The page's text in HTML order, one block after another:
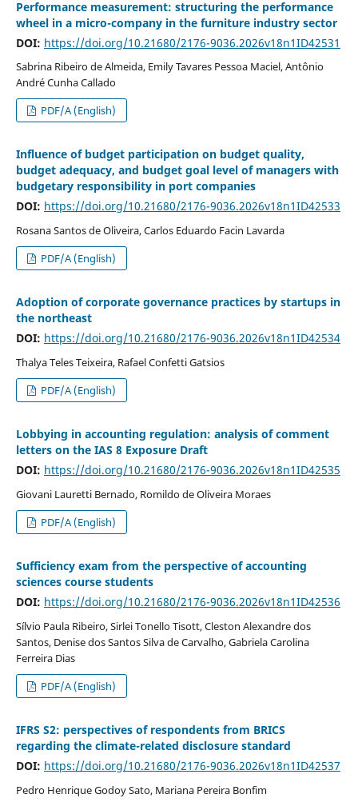
Performance measurement: structuring the performance
wheel in a micro-company in the furniture industry sector
DOI: https://doi.org/10.21680/2176-9036.2026v18n1ID42531
Sabrina Ribeiro de Almeida, Emily Tavares Pessoa Maciel, Antônio
André Cunha Callado
PDF/A (English)
Influence of budget participation on budget quality,
budget adequacy, and budget goal level of managers with
budgetary responsibility in port companies
DOI: https://doi.org/10.21680/2176-9036.2026v18n1ID42533
Rosana Santos de Oliveira, Carlos Eduardo Facin Lavarda
PDF/A (English)
Adoption of corporate governance practices by startups in
the northeast
DOI: https://doi.org/10.21680/2176-9036.2026v18n1ID42534
Thalya Teles Teixeira, Rafael Confetti Gatsios
PDF/A (English)
Lobbying in accounting regulation: analysis of comment
letters on the IAS 8 Exposure Draft
DOI: https://doi.org/10.21680/2176-9036.2026v18n1ID42535
Giovani Lauretti Bernado, Romildo de Oliveira Moraes
PDF/A (English)
Sufficiency exam from the perspective of accounting
sciences course students
DOI: https://doi.org/10.21680/2176-9036.2026v18n1ID42536
Sílvio Paula Ribeiro, Sirlei Tonello Tisott, Cleston Alexandre dos
Santos, Denise dos Santos Silva de Carvalho, Gabriela Carolina
Ferreira Dias
PDF/A (English)
IFRS S2: perspectives of respondents from BRICS
regarding the climate-related disclosure standard
DOI: https://doi.org/10.21680/2176-9036.2026v18n1ID42537
Pedro Henrique Godoy Sato, Mariana Pereira Bonfim